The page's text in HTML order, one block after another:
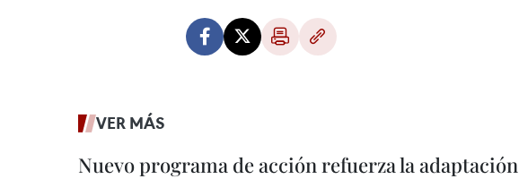
VER MÁS
Nuevo programa de acción refuerza la adaptación